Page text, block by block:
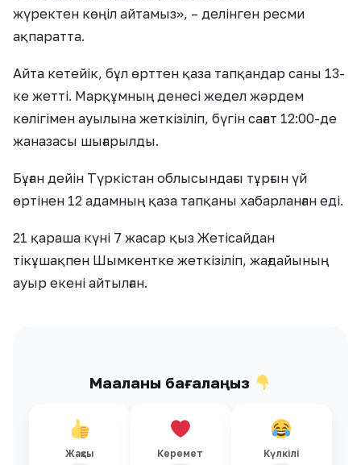
жүректен көңіл айтамыз», – делінген ресми
ақпаратта.
Айта кетейік, бұл өрттен қаза тапқандар саны 13-
ке жетті. Марқұмның денесі жедел жәрдем
көлігімен ауылына жеткізіліп, бүгін сағат 12:00-де
жаназасы шығарылды.
Бұған дейін Түркістан облысындағы тұрғын үй
өртінен 12 адамның қаза тапқаны хабарланған еді.
21 қараша күні 7 жасар қыз Жетісайдан
тікұшақпен Шымкентке жеткізіліп, жағдайының
ауыр екені айтылған.
Мақаланы бағалаңыз
Жақсы Керемет Күлкілі